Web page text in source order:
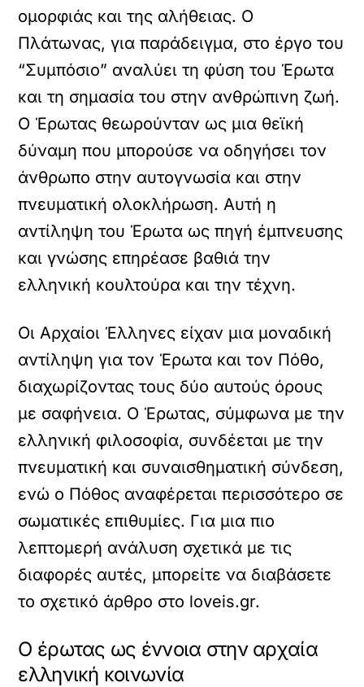
ομορφιάς και της αλήθειας. Ο
Πλάτωνας, για παράδειγμα, στο έργο του
“Συμπόσιο” αναλύει τη φύση του Έρωτα
και τη σημασία του στην ανθρώπινη ζωή.
Ο Έρωτας θεωρούνταν ως μια θεϊκή
δύναμη που μπορούσε να οδηγήσει τον
άνθρωπο στην αυτογνωσία και στην
πνευματική ολοκλήρωση. Αυτή η
αντίληψη του Έρωτα ως πηγή έμπνευσης
και γνώσης επηρέασε βαθιά την
ελληνική κουλτούρα και την τέχνη.
Οι Αρχαίοι Έλληνες είχαν μια μοναδική
αντίληψη για τον Έρωτα και τον Πόθο,
διαχωρίζοντας τους δύο αυτούς όρους
με σαφήνεια. Ο Έρωτας, σύμφωνα με την
ελληνική φιλοσοφία, συνδέεται με την
πνευματική και συναισθηματική σύνδεση,
ενώ ο Πόθος αναφέρεται περισσότερο σε
σωματικές επιθυμίες. Για μια πιο
λεπτομερή ανάλυση σχετικά με τις
διαφορές αυτές, μπορείτε να διαβάσετε
το σχετικό άρθρο στο loveis.gr.
Ο έρωτας ως έννοια στην αρχαία
ελληνική κοινωνία